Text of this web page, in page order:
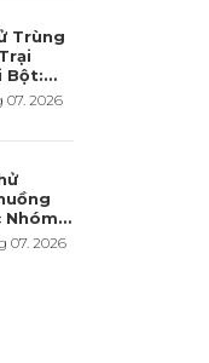
Trùng
Bột:
Thời
2026
Nhóm
Cách
Ý
07. 2026